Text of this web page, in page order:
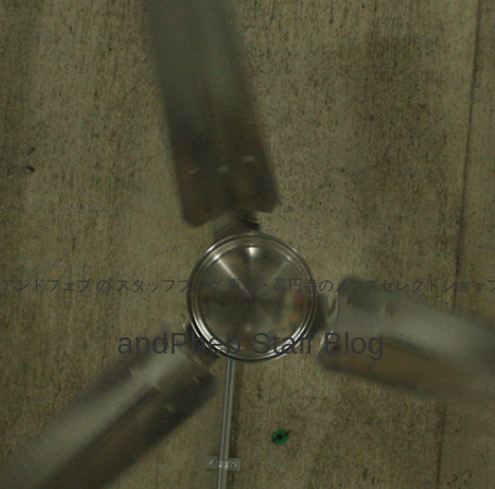
アンドフェブ の スタッフブログ 東京・高円寺のメンズセレクトショッ
andPheb Staff Blog